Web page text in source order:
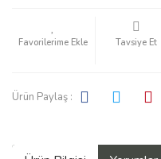
Tavsiye Et
Ürün Paylaş :